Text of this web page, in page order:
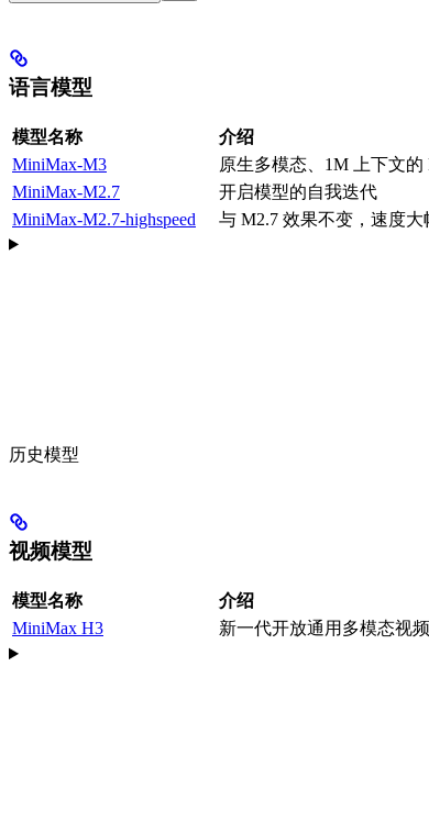
语言模型
模型名称
介绍
MiniMax-M3
原生多模态、1M 上下文的
MiniMax-M2.7
开启模型的自我迭代
MiniMax-M2.7-highspeed
与 M2.7 效果不变，速度大
历史模型
视频模型
模型名称
介绍
MiniMax H3
新一代开放通用多模态视